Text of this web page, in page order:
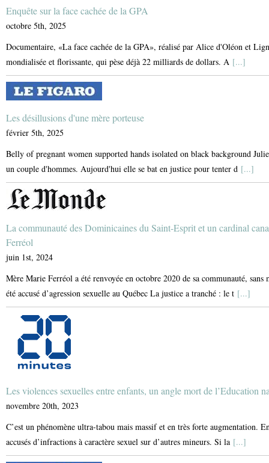
Enquête sur la face cachée de la GPA
octobre 5th, 2025
Documentaire, «La face cachée de la GPA», réalisé par Alice d'Oléon et
mondialisée et florissante, qui pèse déjà 22 milliards de dollars. A [...]
Les désillusions d'une mère porteuse
février 5th, 2025
Belly of pregnant women supported hands isolated on black background
un couple d'hommes. Aujourd'hui elle se bat en justice pour tenter d [...]
La communauté des Dominicaines du Saint-Esprit et un cardinal
Ferréol
juin 1st, 2024
Mère Marie Ferréol a été renvoyée en octobre 2020 de sa communauté,
été accusé d’agression sexuelle au Québec La justice a tranché : le t [...]
Les violences sexuelles entre enfants, un angle mort de l’Education
novembre 20th, 2023
C’est un phénomène ultra-tabou mais massif et en très forte augmentation.
accusés d’infractions à caractère sexuel sur d’autres mineurs. Si la [...]